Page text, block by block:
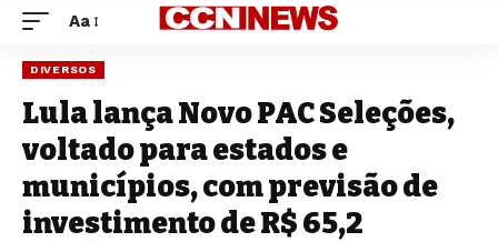
Aa
DIVERSOS
Lula lança Novo PAC Seleções,
voltado para estados e
municípios, com previsão de
investimento de R$ 65,2